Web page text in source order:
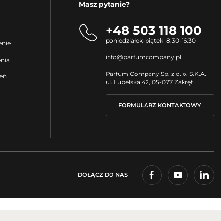
Masz pytanie?
+48 503 118 100
poniedziałek-piątek 8:30-16:30
info@parfumcompany.pl
Parfum Company Sp. z o. o. S.K.A.
ul. Lubelska 42, 05-077 Zakręt
FORMULARZ KONTAKTOWY
DOŁĄCZ DO NAS